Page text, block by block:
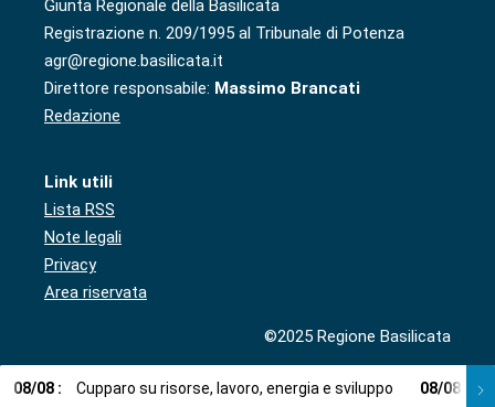
Giunta Regionale della Basilicata
Registrazione n. 209/1995 al Tribunale di Potenza
agr@regione.basilicata.it
Direttore responsabile: Massimo Brancati
Redazione
Link utili
Lista RSS
Note legali
Privacy
Area riservata
©2025 Regione Basilicata
08/08 : Cupparo su risorse, lavoro, energia e sviluppo 08/08